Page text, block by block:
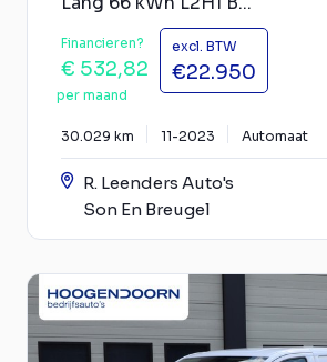
Financieren?
€ 532,82
per maand
excl. BTW
€22.950
30.029 km 11-2023 Automaat
R. Leenders Auto's
Son En Breugel